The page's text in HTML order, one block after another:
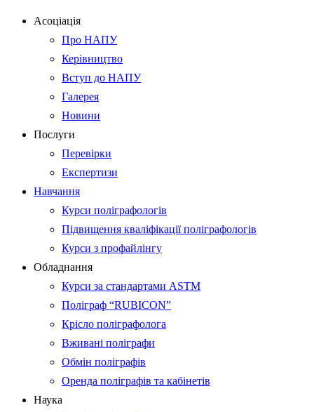
Асоціація
Про НАПУ
Керівництво
Вступ до НАПУ
Галерея
Новини
Послуги
Перевірки
Експертизи
Навчання
Курси поліграфологів
Підвищення кваліфікації поліграфологів
Курси з профайлінгу
Обладнання
Курси за стандартами ASTM
Поліграф “RUBICON”
Крісло поліграфолога
Вживані поліграфи
Обмін поліграфів
Оренда поліграфів та кабінетів
Наука